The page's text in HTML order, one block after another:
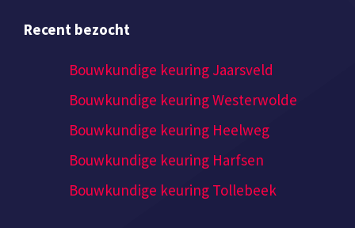
Recent bezocht
Bouwkundige keuring Jaarsveld
Bouwkundige keuring Westerwolde
Bouwkundige keuring Heelweg
Bouwkundige keuring Harfsen
Bouwkundige keuring Tollebeek